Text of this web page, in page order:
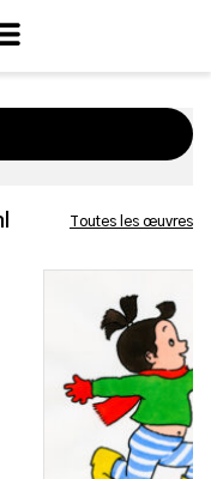
Toutes les œuvres